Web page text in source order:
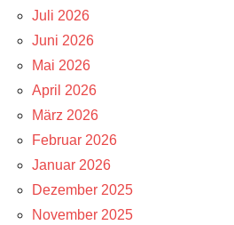
Juli 2026
Juni 2026
Mai 2026
April 2026
März 2026
Februar 2026
Januar 2026
Dezember 2025
November 2025